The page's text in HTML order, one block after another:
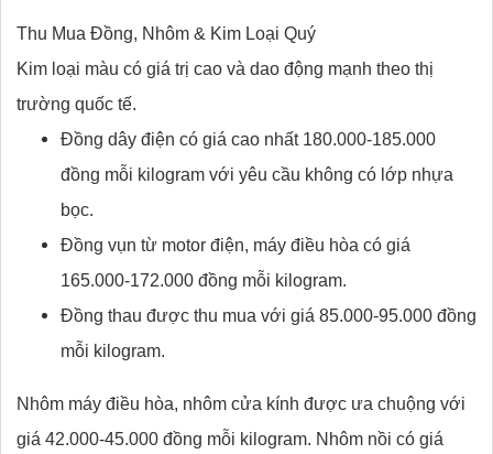
Thu Mua Đồng, Nhôm & Kim Loại Quý
Kim loại màu có giá trị cao và dao động mạnh theo thị
trường quốc tế.
Đồng dây điện có giá cao nhất 180.000-185.000
đồng mỗi kilogram với yêu cầu không có lớp nhựa
bọc.
Đồng vụn từ motor điện, máy điều hòa có giá
165.000-172.000 đồng mỗi kilogram.
Đồng thau được thu mua với giá 85.000-95.000 đồng
mỗi kilogram.
Nhôm máy điều hòa, nhôm cửa kính được ưa chuộng với
giá 42.000-45.000 đồng mỗi kilogram. Nhôm nồi có giá